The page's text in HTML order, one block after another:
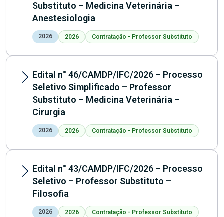
Substituto – Medicina Veterinária –
Anestesiologia
2026 2026 Contratação - Professor Substituto
Edital n° 46/CAMDP/IFC/2026 – Processo
Seletivo Simplificado – Professor
Substituto – Medicina Veterinária –
Cirurgia
2026 2026 Contratação - Professor Substituto
Edital n° 43/CAMDP/IFC/2026 – Processo
Seletivo – Professor Substituto –
Filosofia
2026 2026 Contratação - Professor Substituto